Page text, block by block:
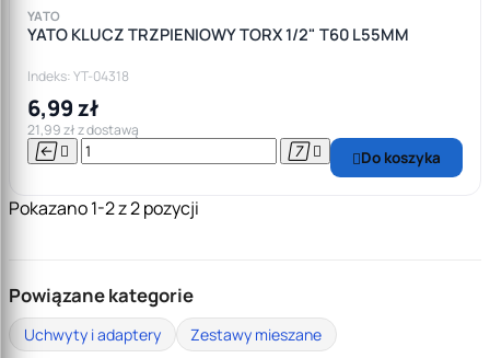
YATO
YATO KLUCZ TRZPIENIOWY TORX 1/2" T60 L55MM
Indeks: YT-04318
6,99 zł
21,99 zł z dostawą
    Do koszyka
Pokazano 1-2 z 2 pozycji
Powiązane kategorie
Uchwyty i adaptery Zestawy mieszane